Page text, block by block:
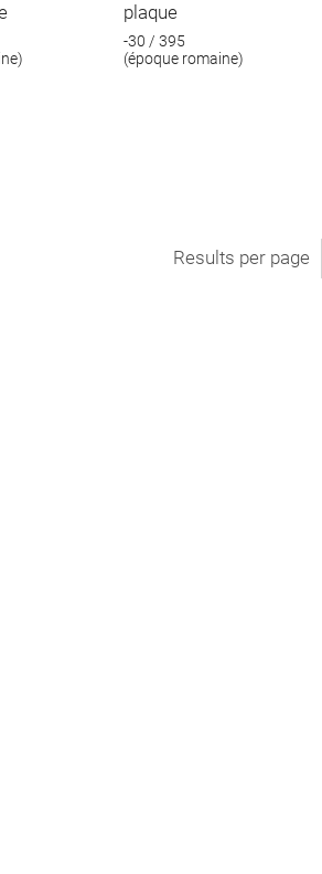
plaque
-30 / 395
(époque romaine)
Results per page